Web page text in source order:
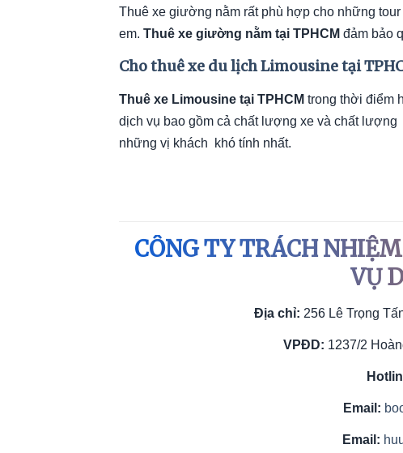
Thuê xe giường nằm rất phù hợp cho những
em. Thuê xe giường nằm tại TPHCM đảm bảo
Cho thuê xe du lịch Limousine tại
Thuê xe Limousine tại TPHCM trong thời điểm
dịch vụ bao gồm cả chất lượng xe và chất
những vị khách khó tính nhất.
CÔNG TY TRÁCH
VỤ
Địa chỉ: 256 Lê Trọng
VPĐD: 1237/2
Email:
Email: